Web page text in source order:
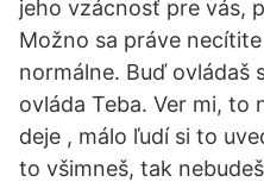
jeho vzácnosť pre vás,
Možno sa práve
normálne. Buď ovládaš
ovláda Teba. Ver mi, to
deje , málo ľudí si to
to všimneš, tak